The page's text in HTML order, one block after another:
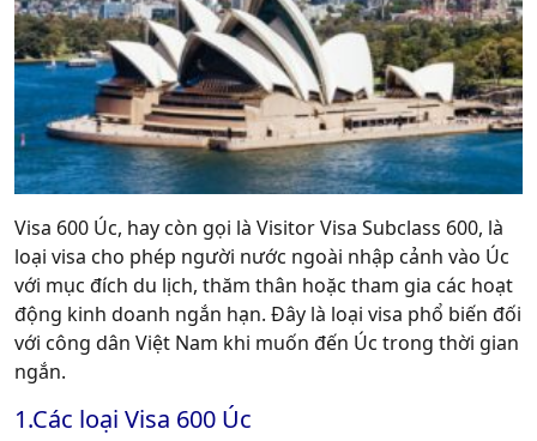
Visa 600 Úc, hay còn gọi là Visitor Visa Subclass 600, là
loại visa cho phép người nước ngoài nhập cảnh vào Úc
với mục đích du lịch, thăm thân hoặc tham gia các hoạt
động kinh doanh ngắn hạn. Đây là loại visa phổ biến đối
với công dân Việt Nam khi muốn đến Úc trong thời gian
ngắn.
1.Các loại Visa 600 Úc